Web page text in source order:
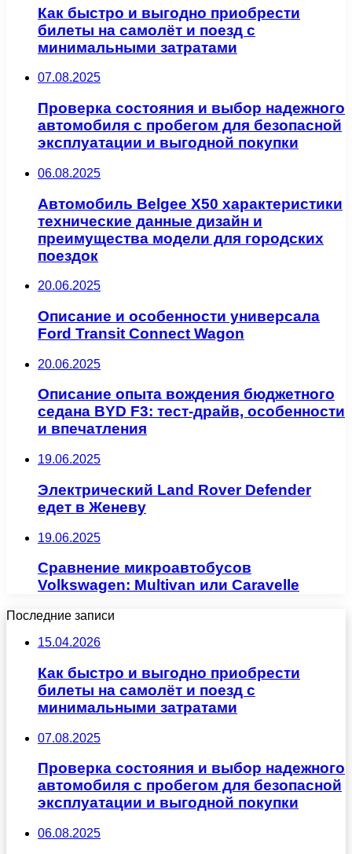
Как быстро и выгодно приобрести
билеты на самолёт и поезд с
минимальными затратами
07.08.2025
Проверка состояния и выбор надежного
автомобиля с пробегом для безопасной
эксплуатации и выгодной покупки
06.08.2025
Автомобиль Belgee X50 характеристики
технические данные дизайн и
преимущества модели для городских
поездок
20.06.2025
Описание и особенности универсала
Ford Transit Connect Wagon
20.06.2025
Описание опыта вождения бюджетного
седана BYD F3: тест-драйв, особенности
и впечатления
19.06.2025
Электрический Land Rover Defender
едет в Женеву
19.06.2025
Сравнение микроавтобусов
Volkswagen: Multivan или Caravelle
Последние записи
15.04.2026
Как быстро и выгодно приобрести
билеты на самолёт и поезд с
минимальными затратами
07.08.2025
Проверка состояния и выбор надежного
автомобиля с пробегом для безопасной
эксплуатации и выгодной покупки
06.08.2025